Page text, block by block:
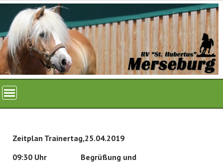
Skip
content
Zeitplan Trainertag,25.04.2019
09:30 Uhr Begrüßung und